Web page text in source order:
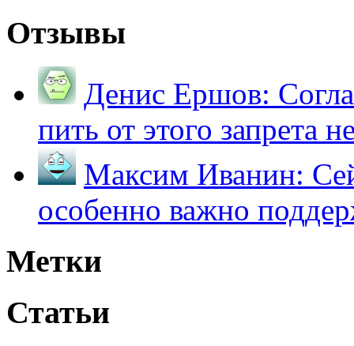
Отзывы
Денис Ершов:
пить от этого запрета
Максим Иванин:
особенно важно
Метки
Статьи